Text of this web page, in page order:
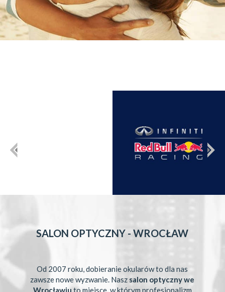
SALON OPTYCZNY - WROCŁAW
Od 2007 roku, dobieranie okularów to dla nas
zawsze nowe wyzwanie. Nasz salon optyczny we
Wrocławiu to miejsce, w którym profesjonalizm